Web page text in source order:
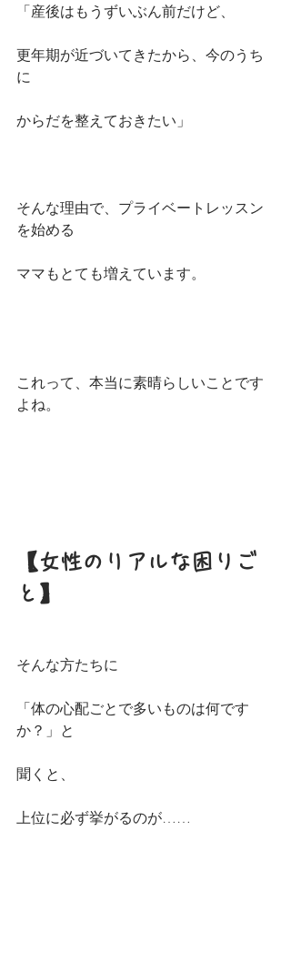
「産後はもうずいぶん前だけど、
更年期が近づいてきたから、今のうち
に
からだを整えておきたい」
そんな理由で、プライベートレッスン
を始める
ママもとても増えています。
これって、本当に素晴らしいことです
よね。
【女性のリアルな困りご
と】
そんな方たちに
「体の心配ごとで多いものは何です
か？」と
聞くと、
上位に必ず挙がるのが……